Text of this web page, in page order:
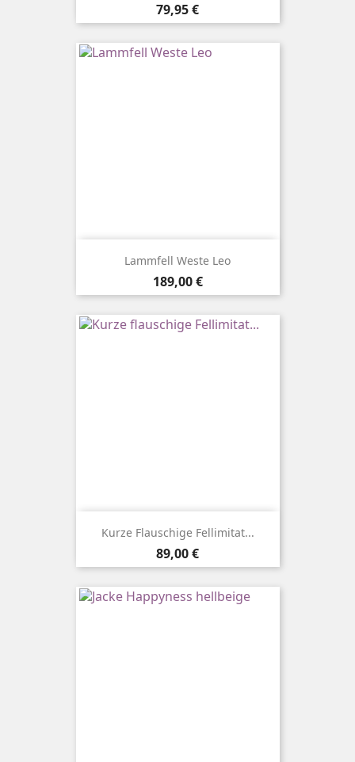
Preis
79,95 €
Lammfell Weste Leo
Preis
189,00 €
Kurze Flauschige Fellimitat...
Preis
89,00 €